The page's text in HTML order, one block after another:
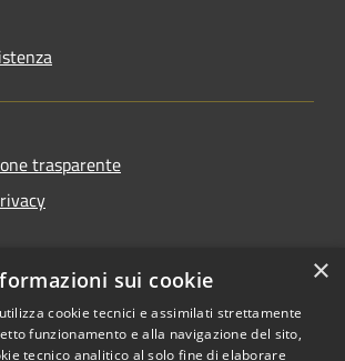
trasparente
di accessibilità
×
sui cookie
cookie tecnici e assimilati strettamente
funzionamento e alla navigazione del sito,
tecnico analitico al solo fine di elaborare